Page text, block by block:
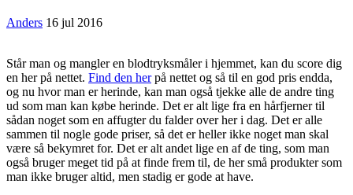
Anders 16 jul 2016
Står man og mangler en blodtryksmåler i hjemmet, kan du score dig
en her på nettet. Find den herpå nettet og så til en god pris endda,
og nu hvor man er herinde, kan man også tjekke alle de andre ting
ud som man kan købe herinde. Det er alt lige fra en hårfjerner til
sådan noget som en affugter du falder over her i dag. Det er alle
sammen til nogle gode priser, så det er heller ikke noget man skal
være så bekymret for. Det er alt andet lige en af de ting, som man
også bruger meget tid på at finde frem til, de her små produkter som
man ikke bruger altid, men stadig er gode at have.